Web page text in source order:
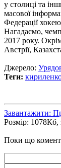
у столиці та
масової
Федерації
Нагадаємо,
2017 року.
Австрії,
Джерело:
Теги:
Завантажити:
Розмір: 1078Кб,
Поки що